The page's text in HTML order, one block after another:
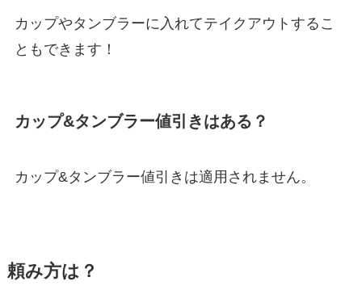
カップやタンブラーに入れてテイクアウトするこ
ともできます！
カップ&タンブラー値引きはある？
カップ&タンブラー値引きは適用されません。
頼み方は？